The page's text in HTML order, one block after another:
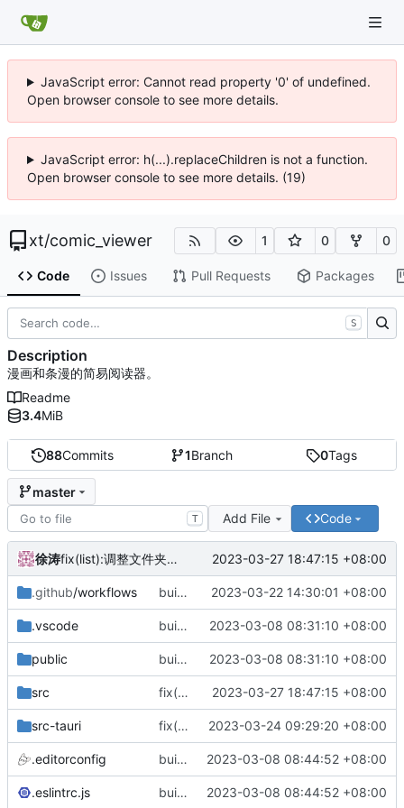
JavaScript error: Cannot read property '0' of undefined.
Open browser console to see more details.
JavaScript error: h(...).replaceChildren is not a function.
Open browser console to see more details. (19)
xt/comic_viewer 1 0 0
Code Issues Pull Requests Packages
88Commits 1Branch 0Tags
master
T Add File Code
徐涛 fix(list):调整文件夹树布局。 2023-03-27 18:47:15 +08:00
.github/workflows build(action):更新自动编译Action. 2023-03-22 14:30:01 +08:00
.vscode build(init):项目初始建立。 2023-03-08 08:31:10 +08:00
public build(init):项目初始建立。 2023-03-08 08:31:10 +08:00
src fix(list):调整文件夹树布局。 2023-03-27 18:47:15 +08:00
src-tauri fix(app):修复自动设置窗口标题的功能。 2023-03-24 09:29:20 +08:00
.editorconfig build(deps):增加一些基本的项目配置和基础代码结构。 2023-03-08 08:44:52 +08:00
.eslintrc.js build(deps):增加一些基本的项目配置和基础代码结构。 2023-03-08 08:44:52 +08:00
S
Description
漫画和条漫的简易阅读器。
Readme
3.4MiB